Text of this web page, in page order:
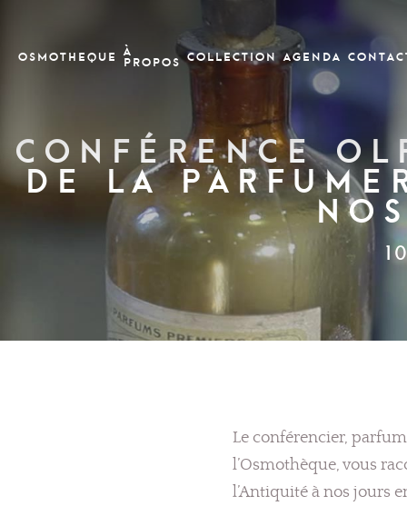
OSMOTHEQUE À
PROPOS COLLECTION Agenda
Conférence
de la
Le conférencier,
l’Osmothèque, vous
l’Antiquité à nos jours